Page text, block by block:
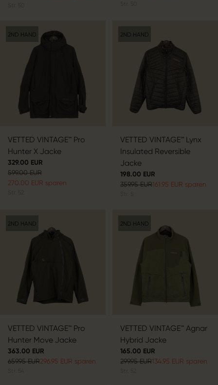
2ND HAND
VETTED VINTAGE™ Pro
Hunter X Jacke
329.00 EUR
599.00 EUR
270.00 EUR sparen
2ND HAND
VETTED VINTAGE™ Lynx
Insulated Reversible
Jacke
198.00 EUR
359.95 EUR161.95 EUR sparen
2ND HAND
VETTED VINTAGE™ Pro
Hunter Move Jacke
363.00 EUR
659.95 EUR296.95 EUR sparen
2ND HAND
VETTED VINTAGE™ Agnar
Hybrid Jacke
165.00 EUR
299.95 EUR134.95 EUR sparen